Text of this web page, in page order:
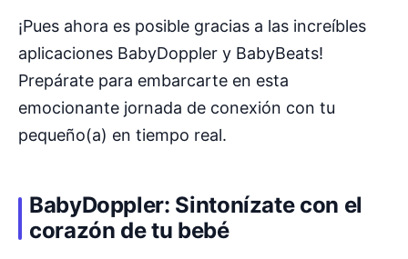
¡Pues ahora es posible gracias a las increíbles
aplicaciones BabyDoppler y BabyBeats!
Prepárate para embarcarte en esta
emocionante jornada de conexión con tu
pequeño(a) en tiempo real.
BabyDoppler: Sintonízate con el
corazón de tu bebé